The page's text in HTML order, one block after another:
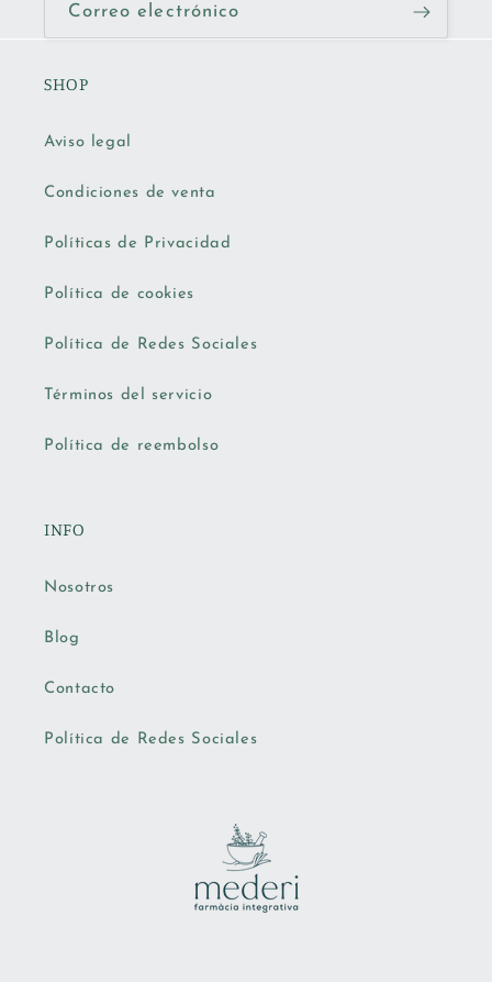
Correo electrónico
SHOP
Aviso legal
Condiciones de venta
Políticas de Privacidad
Política de cookies
Política de Redes Sociales
Términos del servicio
Política de reembolso
INFO
Nosotros
Blog
Contacto
Política de Redes Sociales